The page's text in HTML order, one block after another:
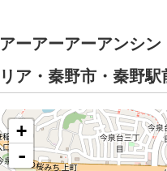
アーアーアーアンシ
リア・秦野市・秦野
+
-